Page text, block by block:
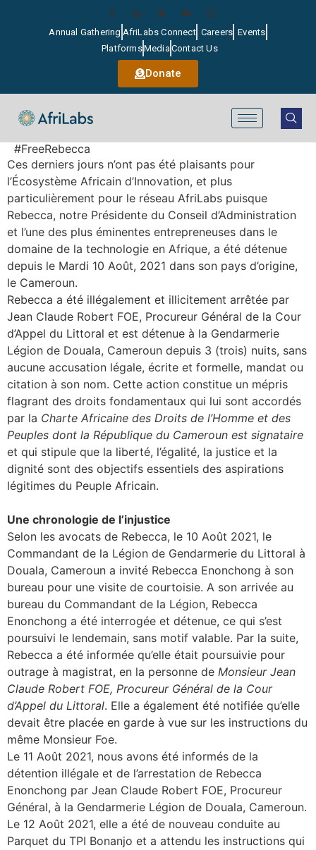
Annual Gathering AfriLabs Connect Careers Events
PlatformsMediaContact Us
Donate
#FreeRebecca
Ces derniers jours n’ont pas été plaisants pour
l’Écosystème Africain d’Innovation, et plus
particulièrement pour le réseau AfriLabs puisque
Rebecca, notre Présidente du Conseil d’Administration
et l’une des plus éminentes entrepreneuses dans le
domaine de la technologie en Afrique, a été détenue
depuis le Mardi 10 Août, 2021 dans son pays d’origine,
le Cameroun.
Rebecca a été illégalement et illicitement arrêtée par
Jean Claude Robert FOE, Procureur Général de la Cour
d’Appel du Littoral et est détenue à la Gendarmerie
Légion de Douala, Cameroun depuis 3 (trois) nuits, sans
aucune accusation légale, écrite et formelle, mandat ou
citation à son nom. Cette action constitue un mépris
flagrant des droits fondamentaux qui lui sont accordés
par la Charte Africaine des Droits de l’Homme et des
Peuples dont la République du Cameroun est signataire
et qui stipule que la liberté, l’égalité, la justice et la
dignité sont des objectifs essentiels des aspirations
légitimes du Peuple Africain.
Une chronologie de l’injustice
Selon les avocats de Rebecca, le 10 Août 2021, le
Commandant de la Légion de Gendarmerie du Littoral à
Douala, Cameroun a invité Rebecca Enonchong à son
bureau pour une visite de courtoisie. A son arrivée au
bureau du Commandant de la Légion, Rebecca
Enonchong a été interrogée et détenue, ce qui s’est
poursuivi le lendemain, sans motif valable. Par la suite,
Rebecca a été informée qu’elle était poursuivie pour
outrage à magistrat, en la personne de Monsieur Jean
Claude Robert FOE, Procureur Général de la Cour
d’Appel du Littoral. Elle a également été notifiée qu’elle
devait être placée en garde à vue sur les instructions du
même Monsieur Foe.
Le 11 Août 2021, nous avons été informés de la
détention illégale et de l’arrestation de Rebecca
Enonchong par Jean Claude Robert FOE, Procureur
Général, à la Gendarmerie Légion de Douala, Cameroun.
Le 12 Août 2021, elle a été de nouveau conduite au
Parquet du TPI Bonanjo et a attendu les instructions qui